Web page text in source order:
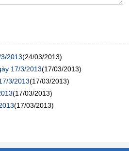
2013(24/03/2013)
17/3/2013(17/03/2013)
3/2013(17/03/2013)
(17/03/2013)
(17/03/2013)